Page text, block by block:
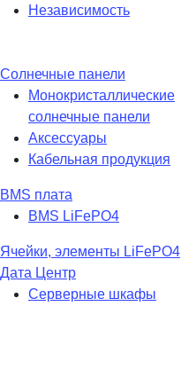
Независимость
Солнечные панели
Монокристаллические
солнечные панели
Аксессуары
Кабельная продукция
BMS плата
BMS LiFePO4
Ячейки, элементы LiFePO4
Дата Центр
Серверные шкафы